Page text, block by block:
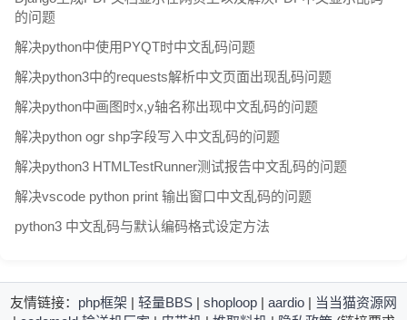
的问题
解决python中使用PYQT时中文乱码问题
解决python3中的requests解析中文页面出现乱码问题
解决python中画图时x,y轴名称出现中文乱码的问题
解决python ogr shp字段写入中文乱码的问题
解决python3 HTMLTestRunner测试报告中文乱码的问题
解决vscode python print 输出窗口中文乱码的问题
python3 中文乱码与默认编码格式设定方法
友情链接： php框架 | 轻量BBS | shoploop | aardio | 当当猫资源网